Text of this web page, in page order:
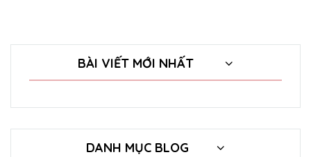
BÀI VIẾT MỚI NHẤT
DANH MỤC BLOG